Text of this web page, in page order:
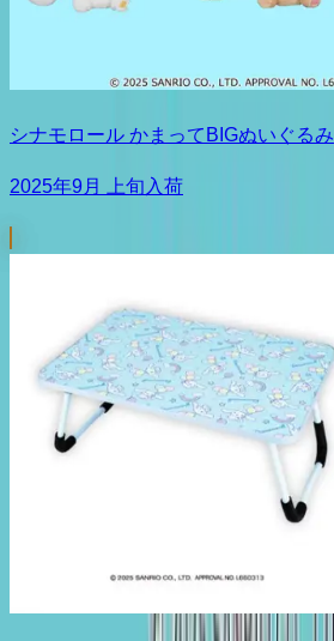
シナモロール かまってBIGぬいぐるみ
2025年9月 上旬入荷